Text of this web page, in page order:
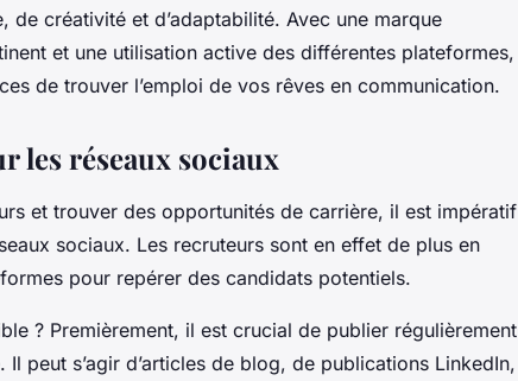
de créativité et d’adaptabilité. Avec une marque
et une utilisation active des différentes plateformes,
de trouver l’emploi de vos rêves en communication.
les réseaux sociaux
et trouver des opportunités de carrière, il est impératif
sociaux. Les recruteurs sont en effet de plus en
pour repérer des candidats potentiels.
? Premièrement, il est crucial de publier régulièrement
peut s’agir d’articles de blog, de publications LinkedIn,